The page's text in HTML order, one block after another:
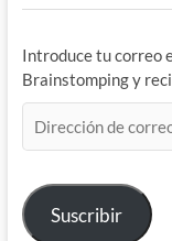
Introduce tu correo
Brainstomping y
de
electrónico
Suscribir